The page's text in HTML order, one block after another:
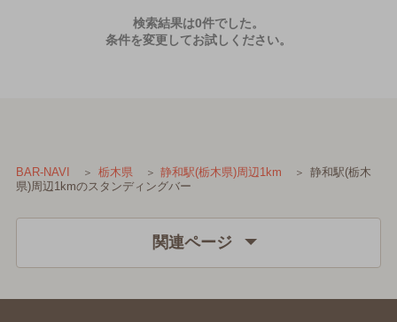
検索結果は0件でした。
条件を変更してお試しください。
BAR-NAVI 栃木県 静和駅(栃木県)周辺1km
静和駅(栃木
県)周辺1kmのスタンディングバー
関連ページ